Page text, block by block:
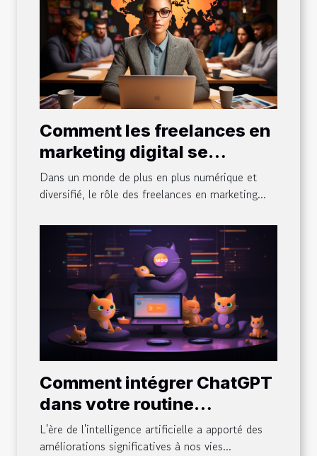
Comment les freelances en
marketing digital se
positionnent dans le monde
diversifié d'aujourd'hui
Dans un monde de plus en plus numérique et
diversifié, le rôle des freelances en marketing...
Comment intégrer ChatGPT
dans votre routine
quotidienne
L'ère de l'intelligence artificielle a apporté des
améliorations significatives à nos vies...